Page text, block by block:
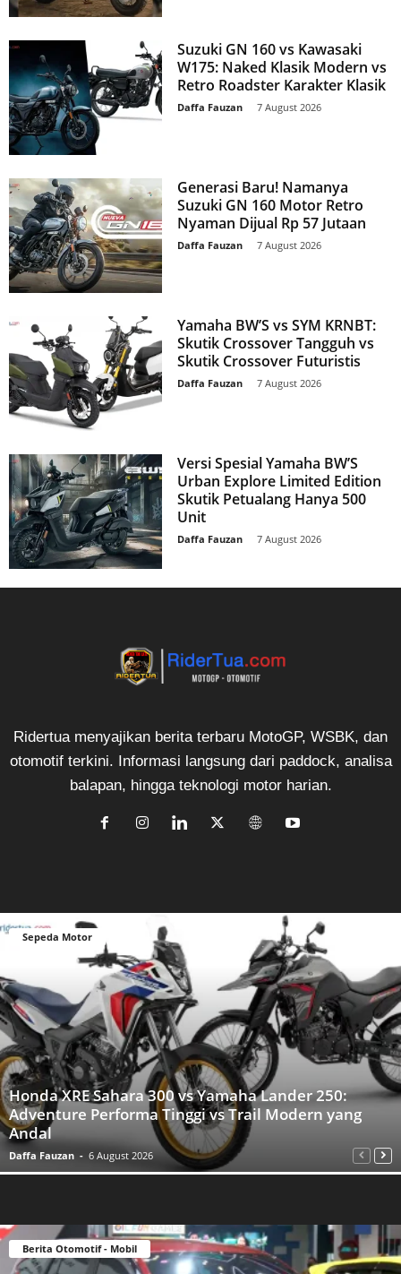
Suzuki GN 160 vs Kawasaki
W175: Naked Klasik Modern vs
Retro Roadster Karakter Klasik
Daffa Fauzan 7 August 2026
Generasi Baru! Namanya
Suzuki GN 160 Motor Retro
Nyaman Dijual Rp 57 Jutaan
Daffa Fauzan 7 August 2026
Yamaha BW’S vs SYM KRNBT:
Skutik Crossover Tangguh vs
Skutik Crossover Futuristis
Daffa Fauzan 7 August 2026
Versi Spesial Yamaha BW’S
Urban Explore Limited Edition
Skutik Petualang Hanya 500
Unit
Daffa Fauzan 7 August 2026
Ridertua menyajikan berita terbaru MotoGP, WSBK, dan
otomotif terkini. Informasi langsung dari paddock, analisa
balapan, hingga teknologi motor harian.
Sepeda Motor
Honda XRE Sahara 300 vs Yamaha Lander 250:
Adventure Performa Tinggi vs Trail Modern yang
Andal
Daffa Fauzan - 6 August 2026
Berita Otomotif - Mobil